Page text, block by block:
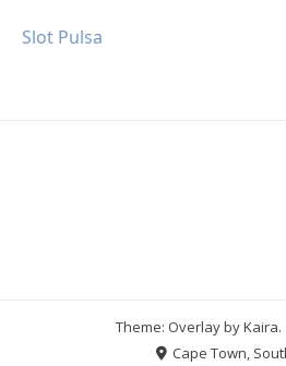
Slot Pulsa
Theme: Overlay byKaira.
Cape Town,